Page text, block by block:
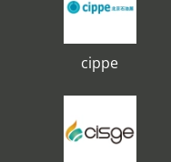
cippe